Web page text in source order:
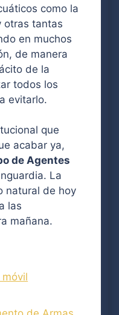
como la
otras tantas
en muchos
de manera
de la
todos los
evitarlo.
que
acabar ya,
de Agentes
La
natural de hoy
las
mañana.